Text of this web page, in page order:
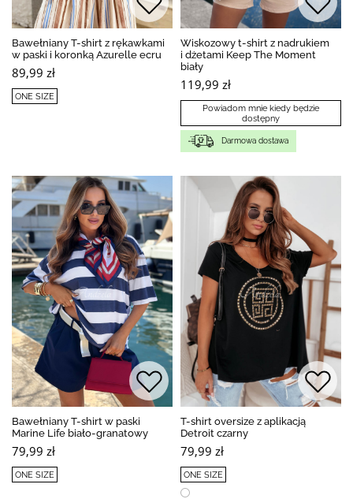
Bawełniany T-shirt z rękawkami
w paski i koronką Azurelle ecru
89,99 zł
ONE SIZE
Wiskozowy t-shirt z nadrukiem
i dżetami Keep The Moment
biały
119,99 zł
Powiadom mnie kiedy będzie
dostępny
Darmowa dostawa
Bawełniany T-shirt w paski
Marine Life biało-granatowy
79,99 zł
ONE SIZE
T-shirt oversize z aplikacją
Detroit czarny
79,99 zł
ONE SIZE